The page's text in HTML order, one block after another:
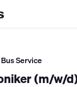
Service
(m/w/